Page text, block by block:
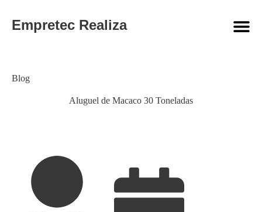
Empretec Realiza
Aluguel de Macaco 30 Toneladas
Category
Blog